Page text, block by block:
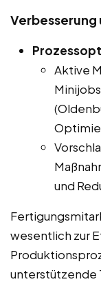
Aktive
und
wesentlich zur
unterstützende